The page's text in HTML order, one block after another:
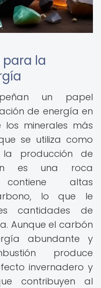
para la
un papel
de energía en
los minerales más
se utiliza como
producción de
es una roca
altas
lo que le
cantidades de
Aunque el carbón
abundante y
produce
invernadero y
contribuyen al